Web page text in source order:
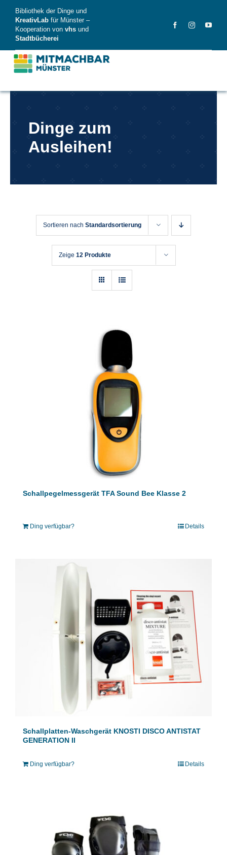
content
Bibliothek der Dinge und
KreativLab für Münster –
Kooperation von vhs und
Stadtbücherei
DingeDinge zum
Ausleihen!
Sortieren nach Standardsortierung
Zeige 12 Produkte
Schallpegelmessgerät TFA Sound Bee Klasse 2
Ding verfügbar? Details
Schallplatten-Waschgerät KNOSTI DISCO ANTISTAT
GENERATION II
Ding verfügbar? Details